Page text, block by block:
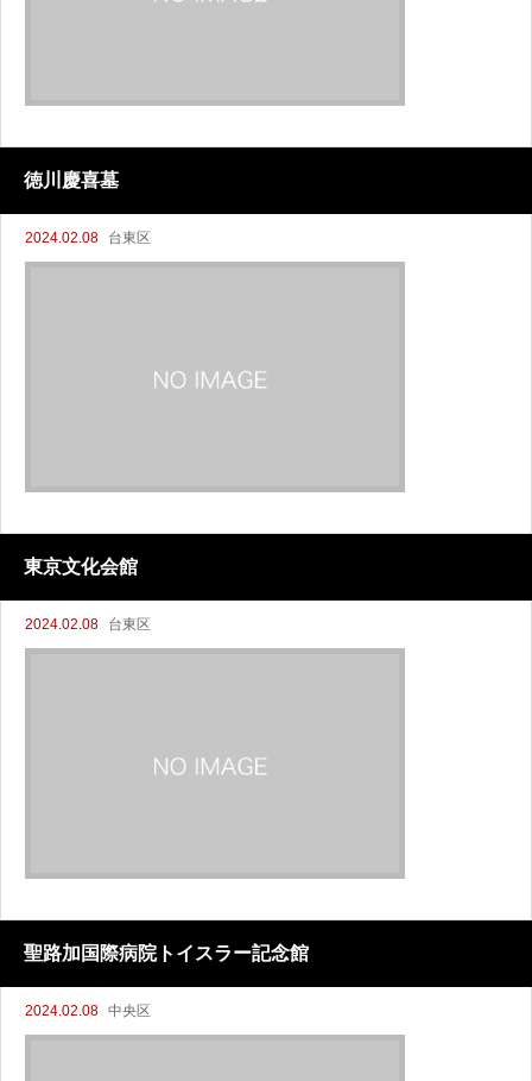
徳川慶喜墓
2024.02.08 台東区
東京文化会館
2024.02.08 台東区
聖路加国際病院トイスラー記念館
2024.02.08 中央区